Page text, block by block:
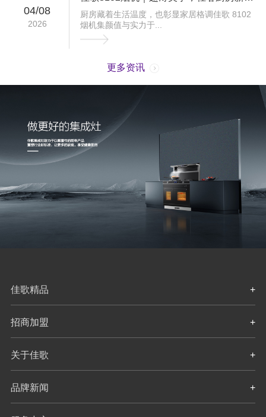
04/08
2026
准
厨房藏着生活温度，也彰显家居格调佳歌 8102
烟机集颜值与实力于...
更多资讯
佳歌精品 +
招商加盟 +
关于佳歌 +
品牌新闻 +